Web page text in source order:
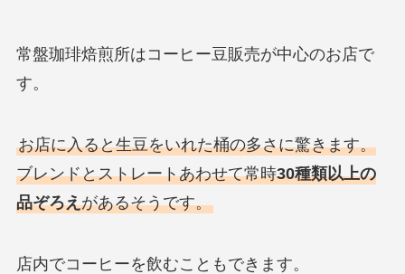
常盤珈琲焙煎所はコーヒー豆販売が中心のお店で
す。
お店に入ると生豆をいれた桶の多さに驚きます。
ブレンドとストレートあわせて常時30種類以上の
品ぞろえがあるそうです。
店内でコーヒーを飲むこともできます。